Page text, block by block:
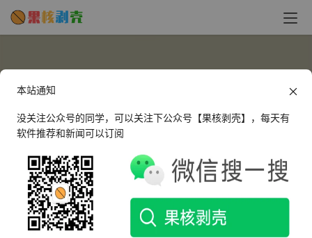
3553640559
这个人很懒，什么都没有留下～
本站通知
没关注公众号的同学，可以关注下公众号【果核剥壳】，每天有
软件推荐和新闻可以订阅